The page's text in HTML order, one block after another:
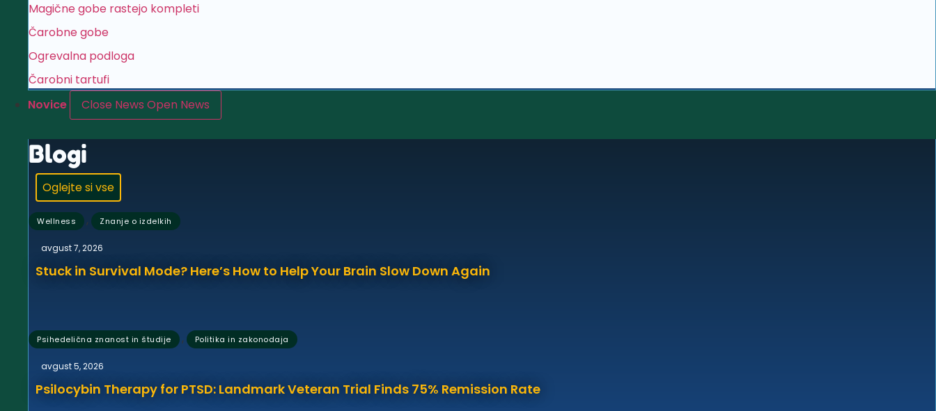
Magične gobe rastejo kompleti
Čarobne gobe
Ogrevalna podloga
Čarobni tartufi
Novice
Close News Open News
Blogi
Oglejte si vse
Wellness , Znanje o izdelkih
avgust 7, 2026
Stuck in Survival Mode? Here’s How to Help Your Brain Slow Down Again
Psihedelična znanost in študije , Politika in zakonodaja
avgust 5, 2026
Psilocybin Therapy for PTSD: Landmark Veteran Trial Finds 75% Remission Rate